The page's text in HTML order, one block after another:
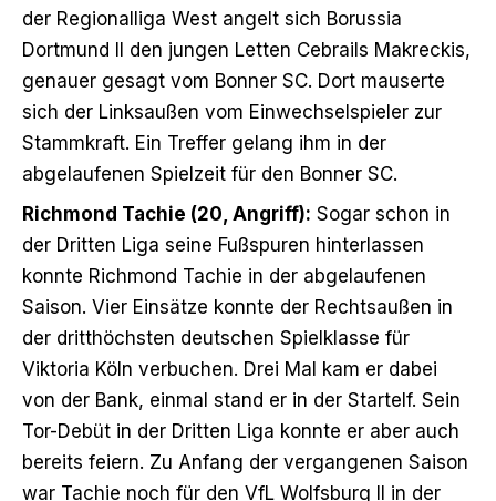
der Regionalliga West angelt sich Borussia
Dortmund II den jungen Letten Cebrails Makreckis,
genauer gesagt vom Bonner SC. Dort mauserte
sich der Linksaußen vom Einwechselspieler zur
Stammkraft. Ein Treffer gelang ihm in der
abgelaufenen Spielzeit für den Bonner SC.
Richmond Tachie (20, Angriff): Sogar schon in
der Dritten Liga seine Fußspuren hinterlassen
konnte Richmond Tachie in der abgelaufenen
Saison. Vier Einsätze konnte der Rechtsaußen in
der dritthöchsten deutschen Spielklasse für
Viktoria Köln verbuchen. Drei Mal kam er dabei
von der Bank, einmal stand er in der Startelf. Sein
Tor-Debüt in der Dritten Liga konnte er aber auch
bereits feiern. Zu Anfang der vergangenen Saison
war Tachie noch für den VfL Wolfsburg II in der